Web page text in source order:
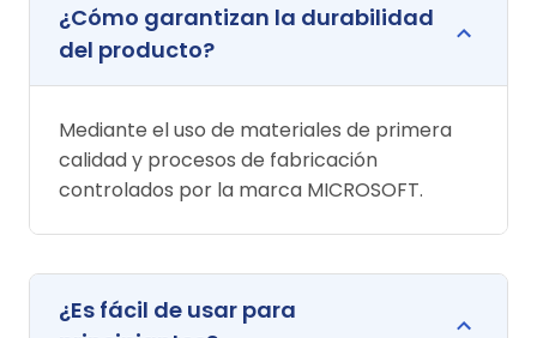
¿Cómo garantizan la durabilidad
del producto?
Mediante el uso de materiales de primera
calidad y procesos de fabricación
controlados por la marca MICROSOFT.
¿Es fácil de usar para